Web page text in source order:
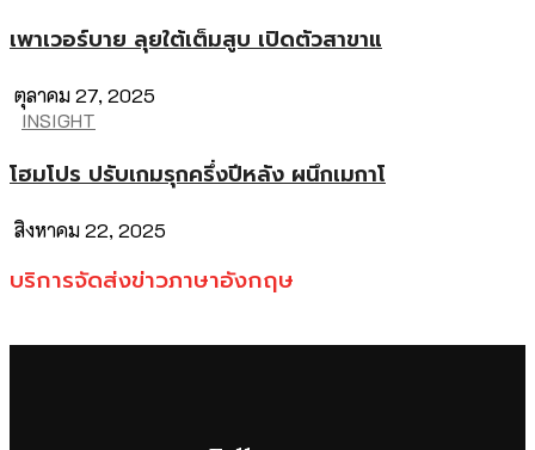
เพาเวอร์บาย ลุยใต้เต็มสูบ เปิดตัวสาขาแ
ตุลาคม 27, 2025
INSIGHT
โฮมโปร ปรับเกมรุกครึ่งปีหลัง ผนึกเมกาโ
สิงหาคม 22, 2025
บริการจัดส่งข่าวภาษาอังกฤษ